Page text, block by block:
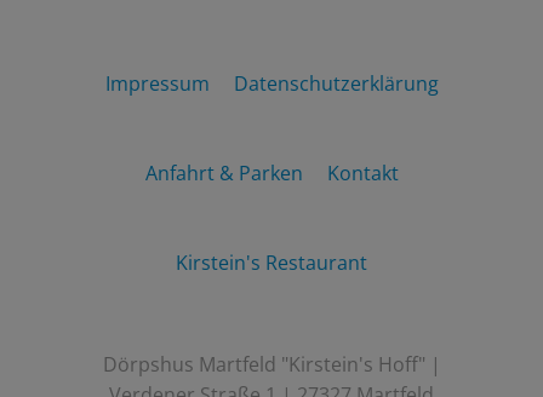
Impressum Datenschutzerklärung
Anfahrt & Parken Kontakt
Kirstein's Restaurant
Dörpshus Martfeld "Kirstein's Hoff" |